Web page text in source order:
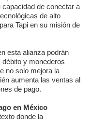
de conectar a
de alto
Tapi en su misión de
esta alianza podrán
y monederos
no solo mejora la
aumenta las ventas al
de pago.
en México
donde la